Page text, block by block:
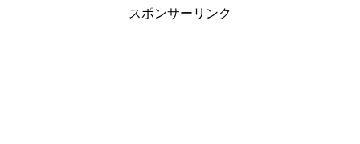
スポンサーリンク